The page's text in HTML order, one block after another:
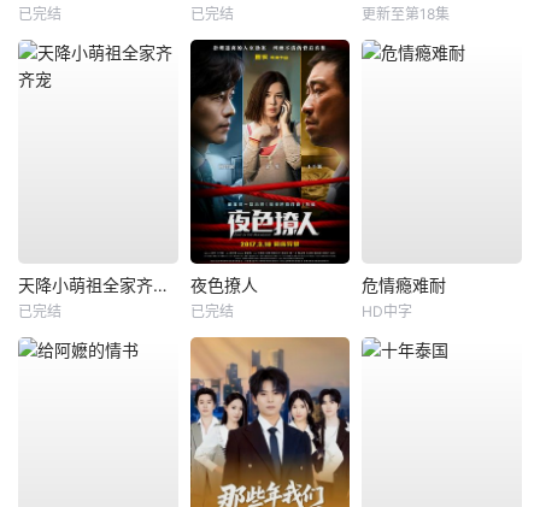
已完结 已完结 更新至第18集
天降小萌祖全家齐齐宠
已完结
夜色撩人
已完结
危情瘾难耐
HD中字